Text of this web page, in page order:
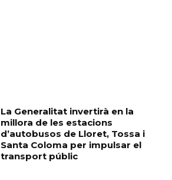
La Generalitat invertirà en la
millora de les estacions
d’autobusos de Lloret, Tossa i
Santa Coloma per impulsar el
transport públic